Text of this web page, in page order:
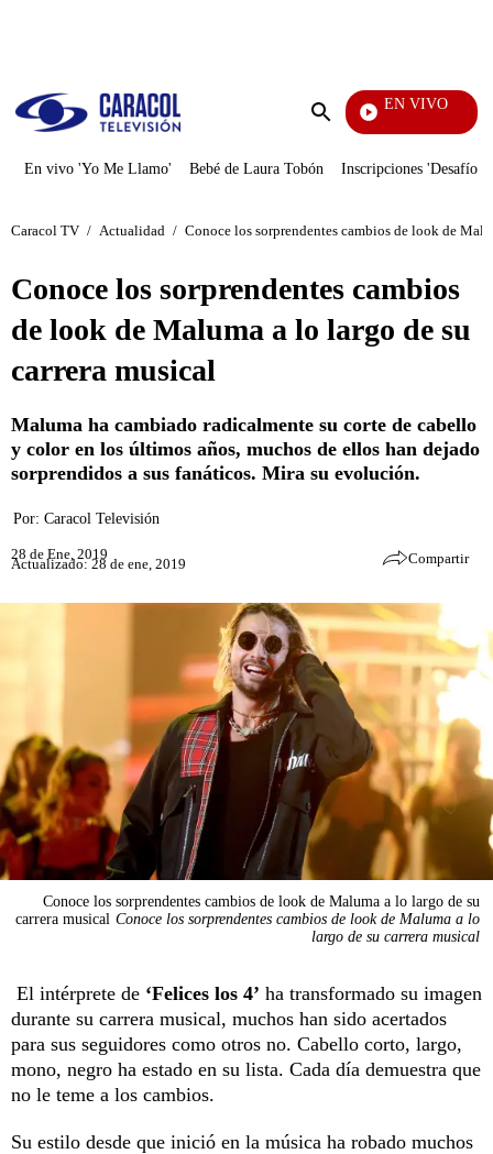
Enviar
EN VIVO
Yo Me Llamo
En vivo 'Yo Me Llamo' Bebé de Laura Tobón Inscripciones 'Desafío'
Caracol TV / Actualidad / Conoce los sorprendentes cambios de look de
Conoce los sorprendentes cambios
de look de Maluma a lo largo de su
carrera musical
Maluma ha cambiado radicalmente su corte de cabello
y color en los últimos años, muchos de ellos han dejado
sorprendidos a sus fanáticos. Mira su evolución.
Por: Caracol Televisión
28 de Ene, 2019
Actualizado: 28 de ene, 2019 Compartir
Conoce los sorprendentes cambios de look de Maluma a lo largo de su
carrera musical Conoce los sorprendentes cambios de look de Maluma a lo
largo de su carrera musical
El intérprete de ‘Felices los 4’ ha transformado su imagen
durante su carrera musical, muchos han sido acertados
para sus seguidores como otros no. Cabello corto, largo,
mono, negro ha estado en su lista. Cada día demuestra que
no le teme a los cambios.
Su estilo desde que inició en la música ha robado muchos